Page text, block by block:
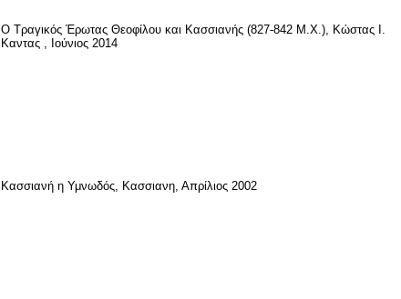
Ο Τραγικός Έρωτας Θεοφίλου και Κασσιανής (827-842 Μ.Χ.), Κώστας Ι.
Καντας , Ιούνιος 2014
Κασσιανή η Υμνωδός, Κασσιανη, Απρίλιος 2002